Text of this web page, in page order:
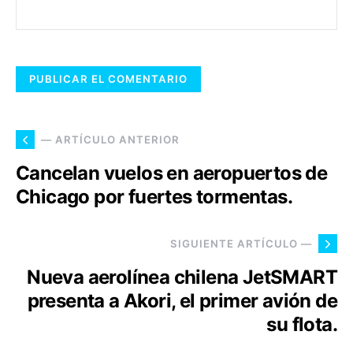
— ARTÍCULO ANTERIOR
Cancelan vuelos en aeropuertos de
Chicago por fuertes tormentas.
SIGUIENTE ARTÍCULO —
Nueva aerolínea chilena JetSMART
presenta a Akori, el primer avión de
su flota.